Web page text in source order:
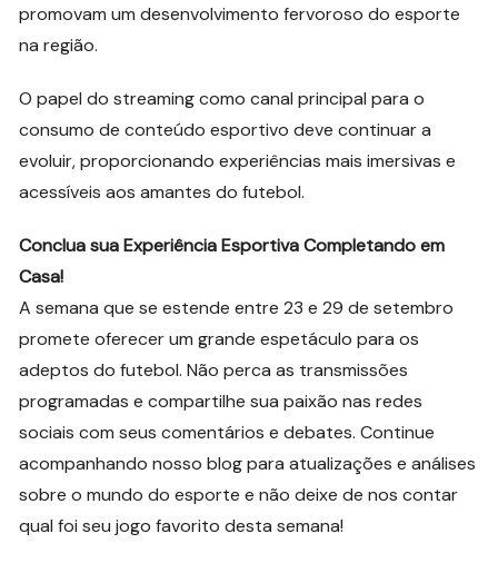
promovam um desenvolvimento fervoroso do esporte
na região.
O papel do streaming como canal principal para o
consumo de conteúdo esportivo deve continuar a
evoluir, proporcionando experiências mais imersivas e
acessíveis aos amantes do futebol.
Conclua sua Experiência Esportiva Completando em
Casa!
A semana que se estende entre 23 e 29 de setembro
promete oferecer um grande espetáculo para os
adeptos do futebol. Não perca as transmissões
programadas e compartilhe sua paixão nas redes
sociais com seus comentários e debates. Continue
acompanhando nosso blog para atualizações e análises
sobre o mundo do esporte e não deixe de nos contar
qual foi seu jogo favorito desta semana!